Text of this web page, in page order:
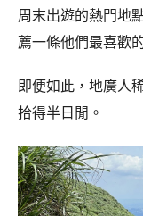
周末出遊的熱門地
薦一條他們最喜歡
即便如此，地廣人
拾得半日閒。